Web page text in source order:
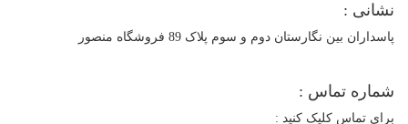
:
بین نگارستان دوم و سوم پلاک 89 فروشگاه منصور
تماس :
تماس کلیک کنید :